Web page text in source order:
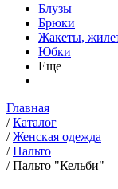
Блузы
Брюки
Жакеты,
Юбки
Еще
Главная
/ Каталог
/ Женская одежда
/ Пальто
/ Пальто "Кельби"